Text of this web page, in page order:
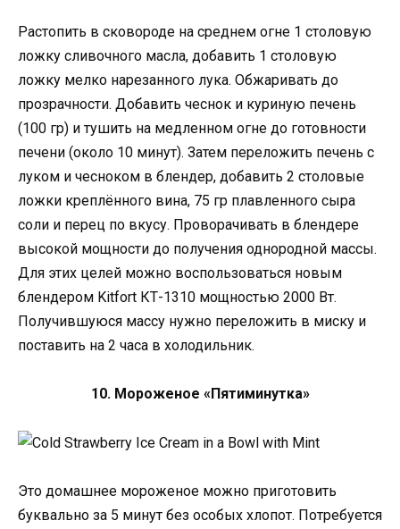
Растопить в сковороде на среднем огне 1 столовую
ложку сливочного масла, добавить 1 столовую
ложку мелко нарезанного лука. Обжаривать до
прозрачности. Добавить чеснок и куриную печень
(100 гр) и тушить на медленном огне до готовности
печени (около 10 минут). Затем переложить печень с
луком и чесноком в блендер, добавить 2 столовые
ложки креплённого вина, 75 гр плавленного сыра
соли и перец по вкусу. Проворачивать в блендере
высокой мощности до получения однородной массы.
Для этих целей можно воспользоваться новым
блендером Kitfort КТ-1310 мощностью 2000 Вт.
Получившуюся массу нужно переложить в миску и
поставить на 2 часа в холодильник.
10. Мороженое «Пятиминутка»
Это домашнее мороженое можно приготовить
буквально за 5 минут без особых хлопот. Потребуется